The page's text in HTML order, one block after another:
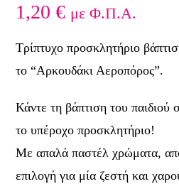
1,20€ με Φ.Π.Α.
Τρίπτυχο προσκλητήριο
το “Αρκουδάκι Αεροπόρος”.
Κάντε τη βάπτιση του παιδιού
το υπέροχο προσκλητήριο!
Με απαλά παστέλ χρώματα,
επιλογή για μία ζεστή και